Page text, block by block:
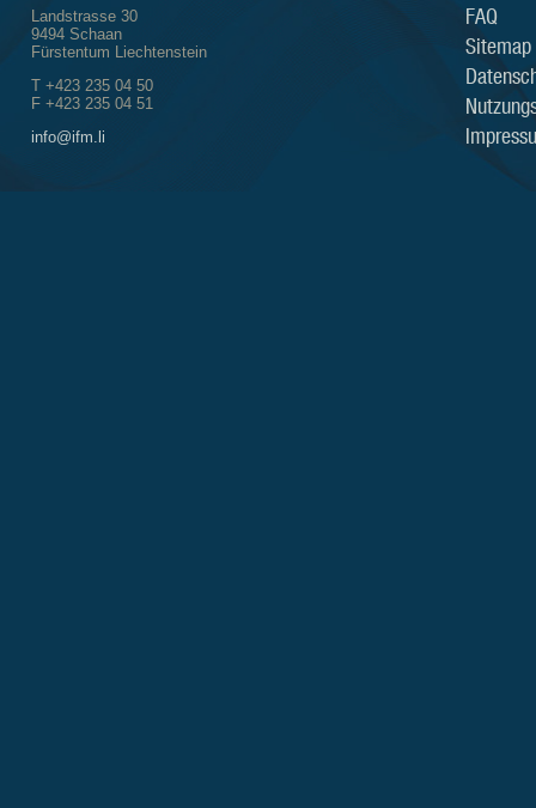
Landstrasse 30
9494 Schaan
Fürstentum Liechtenstein
T +423 235 04 50
F +423 235 04 51
info@ifm.li
FAQ
Sitemap